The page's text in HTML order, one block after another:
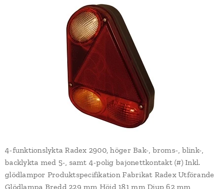
4-funktionslykta Radex 2900, höger Bak-, broms-, blink-,
backlykta med 5-, samt 4-polig bajonettkontakt (#) Inkl.
glödlampor Produktspecifikation Fabrikat Radex Utförande
Glödlampa Bredd 229 mm Höjd 181 mm Djup 62 mm